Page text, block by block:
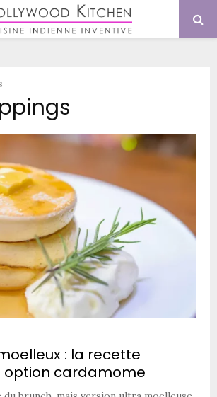
: la recette
option cardamome